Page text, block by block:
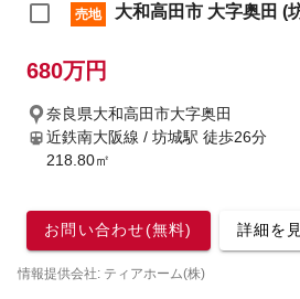
売地 大和高田市 大字奥田 (
680万円
奈良県大和高田市大字奥田
近鉄南大阪線 / 坊城駅 徒歩26分
218.80㎡
お問い合わせ(無料) 詳細を
情報提供会社: ティアホーム(株)